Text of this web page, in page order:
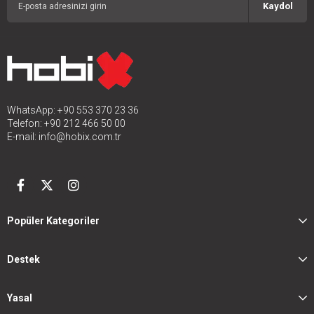
Kaydol
WhatsApp: +90 553 370 23 36
Telefon: +90 212 466 50 00
E-mail: info@hobix.com.tr
Popüler Kategoriler
Destek
Yasal